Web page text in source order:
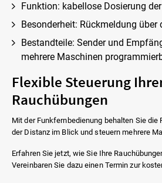
Funktion: kabellose Dosierung
Besonderheit: Rückmeldung über
Bestandteile: Sender und
mehrere Maschinen
Flexible Steuerung
Rauchübungen
Mit der Funkfernbedienung behalten Sie die
der Distanz im Blick und steuern mehrere
Erfahren Sie jetzt, wie Sie Ihre
Vereinbaren Sie dazu einen Termin zur